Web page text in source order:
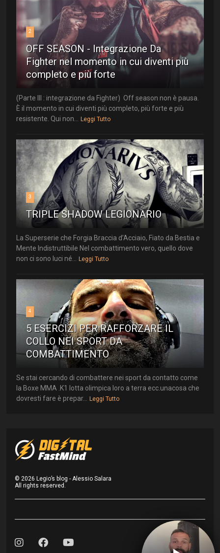
2
OFF SEASON - Integrazione Da
Fighter nel momento in cui diventi più
completo e più forte
(Parte III : integrazione da Fighter) Off season non è pausa.
È il momento in cui diventi più completo, più forte e più
resistente. Qui non... Leggi Tutto
3
TRIPLE SHADOW LEGIONARIO
La Superserie che Forgia Braccia d’Acciaio, Fiato da Bestia e
Mente Indistruttibile Nel combattimento vero, quello dove
non ci sono luci né... Leggi Tutto
4
5 ESERCIZI PER RAFFORZARE IL
COLLO NEI SPORT DA
COMBATTIMENTO
Se stai cercando di combattere nei sport da contatto come
la Boxe MMA .K1 lotta olimpica loro a terra ecc.unacosa che
dovresti fare è prepar... Leggi Tutto
©2026 Legio’s blog - Alessio Salara
All rights reserved.